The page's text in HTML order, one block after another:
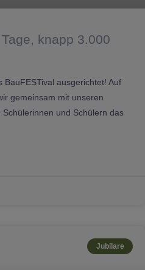
knapp 3.000
BauFESTival ausgerichtet! Auf
gemeinsam mit unseren
und Schülern das
Jubilare